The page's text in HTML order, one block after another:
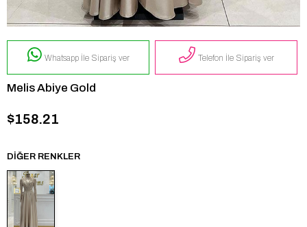
Whatsapp İle Sipariş ver Telefon İle Sipariş ver
Melis Abiye Gold
$158.21
DIĞER RENKLER